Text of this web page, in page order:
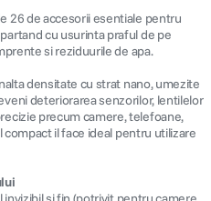
26 de accesorii esentiale pentru
cu usurinta praful de pe
si reziduurile de apa.
densitate cu strat nano, umezite
deteriorarea senzorilor, lentilelor
precum camere, telefoane,
il face ideal pentru utilizare